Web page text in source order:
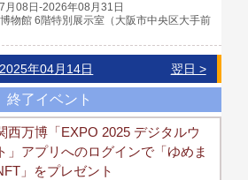
月08日-2026年08月31日
物館 6階特別展示室（大阪市中央区大手前
2025年04月14日 翌日 >
終了イベント
西万博「EXPO 2025 デジタルウ
」アプリへのログインで「ゆめま
」をプレゼント